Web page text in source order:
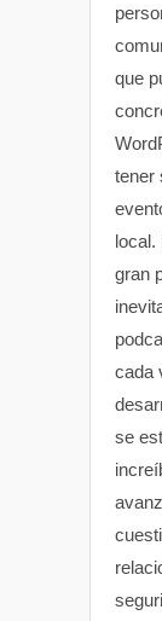
que
tener
local.
gran
cada
se